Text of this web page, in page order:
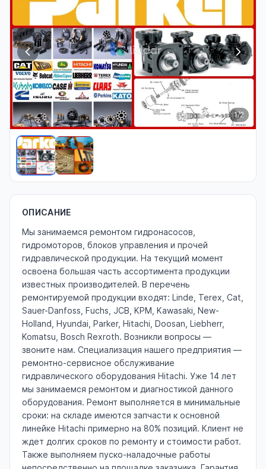
1/2
ОПИСАНИЕ
Мы занимаемся ремонтом гидронасосов,
гидромоторов, блоков управления и прочей
гидравлической продукции. На текущий момент
освоена большая часть ассортимента продукции
известных производителей. В перечень
ремонтируемой продукции входят: Linde, Terex, Cat,
Sauer-Danfoss, Fuchs, JCB, KPM, Kawasaki, New-
Holland, Hyundai, Parker, Hitachi, Doosan, Liebherr,
Komatsu, Bosch Rexroth. Возникли вопросы —
звоните нам. Специализация нашего предприятия —
ремонтно-сервисное обслуживание
гидравлического оборудования Hitachi. Уже 14 лет
мы занимаемся ремонтом и диагностикой данного
оборудования. Ремонт выполняется в минимальные
сроки: на складе имеются запчасти к основной
линейке Hitachi примерно на 80% позиций. Клиент не
ждет долгих сроков по ремонту и стоимости работ.
Также выполняем пуско-наладочные работы